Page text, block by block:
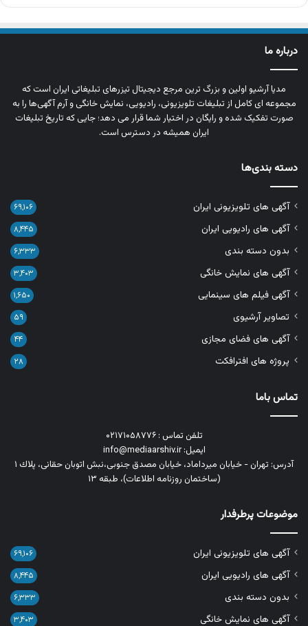
درباره ما
مدیا آرشیو اولین و بزرگ‌ ترین مرجع دیجیتال تیزرهای تبلیغاتی ایران است که
مجموعه‌ ای کامل از تبلیغات تلویزیونی، رادیویی، نمایش خانگی و آرم‌ آگهی‌ها را به‌
صورت تفکیک‌ شده و رایگان در اختیار شما قرار می‌ دهد؛ جایی که تاریخ تبلیغات
ایران همیشه در دسترس است.
دسته بندی‌ها
آگهی های تلویزیونی ایران ۶۹,۱۰۶
آگهی های رادیویی ایران ۸,۴۴۵
بدون دسته بندی ۶,۳۳۳
آگهی های نمایش خانگی ۳,۴۰۳
آگهی فیلم های سینمایی ۱,۶۵۰
تصاویر آرشیوی ۵۹
آگهی های فضای مجازی ۴۴
پروژه های افترافکت ۲۸
تماس باما
تلفن تماس : ۰۲۱۷۱۰۵۸۷۷۶
ایمیل: info@mediaarshiv.ir
آدرس: تهران - خیابان میرداماد، خیابان مصدق جنوبی،نبش اتوبان حقانی، پلاك ١
(ساختمان روزنامه اطلاعات)، طبقه ۱۳
موضوعات پرطرفدار
آگهی های تلویزیونی ایران ۶۹,۱۰۶
آگهی های رادیویی ایران ۸,۴۴۵
بدون دسته بندی ۶,۳۳۳
آگهی های نمایش خانگی ۳,۴۰۳